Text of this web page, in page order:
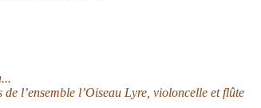
l’ensemble l’Oiseau Lyre, violoncelle et flûte